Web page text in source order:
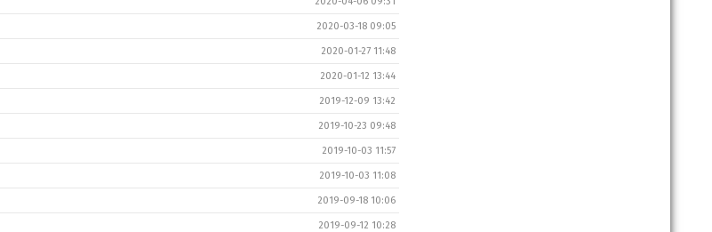
2020-03-18 09:05
2020-01-27 11:48
2020-01-12 13:44
2019-12-09 13:42
2019-10-23 09:48
2019-10-03 11:57
2019-10-03 11:08
2019-09-18 10:06
2019-09-12 10:28